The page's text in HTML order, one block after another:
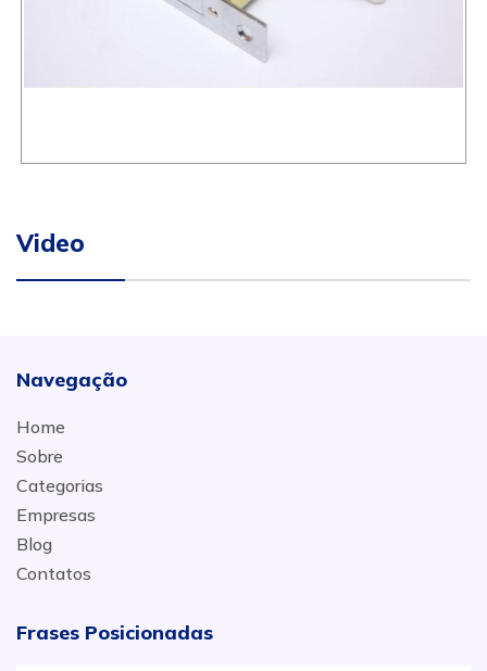
Video
Navegação
Home
Sobre
Categorias
Empresas
Blog
Contatos
Frases Posicionadas